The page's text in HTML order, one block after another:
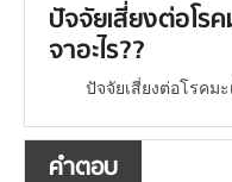
ปัจจัยเสี่ยงต่อโร
จาอะไร??
ปัจจัยเสี่ยงต่อโรคม
คำตอบ